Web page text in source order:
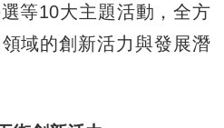
等10大主題活動，全方
域的創新活力與發展潛